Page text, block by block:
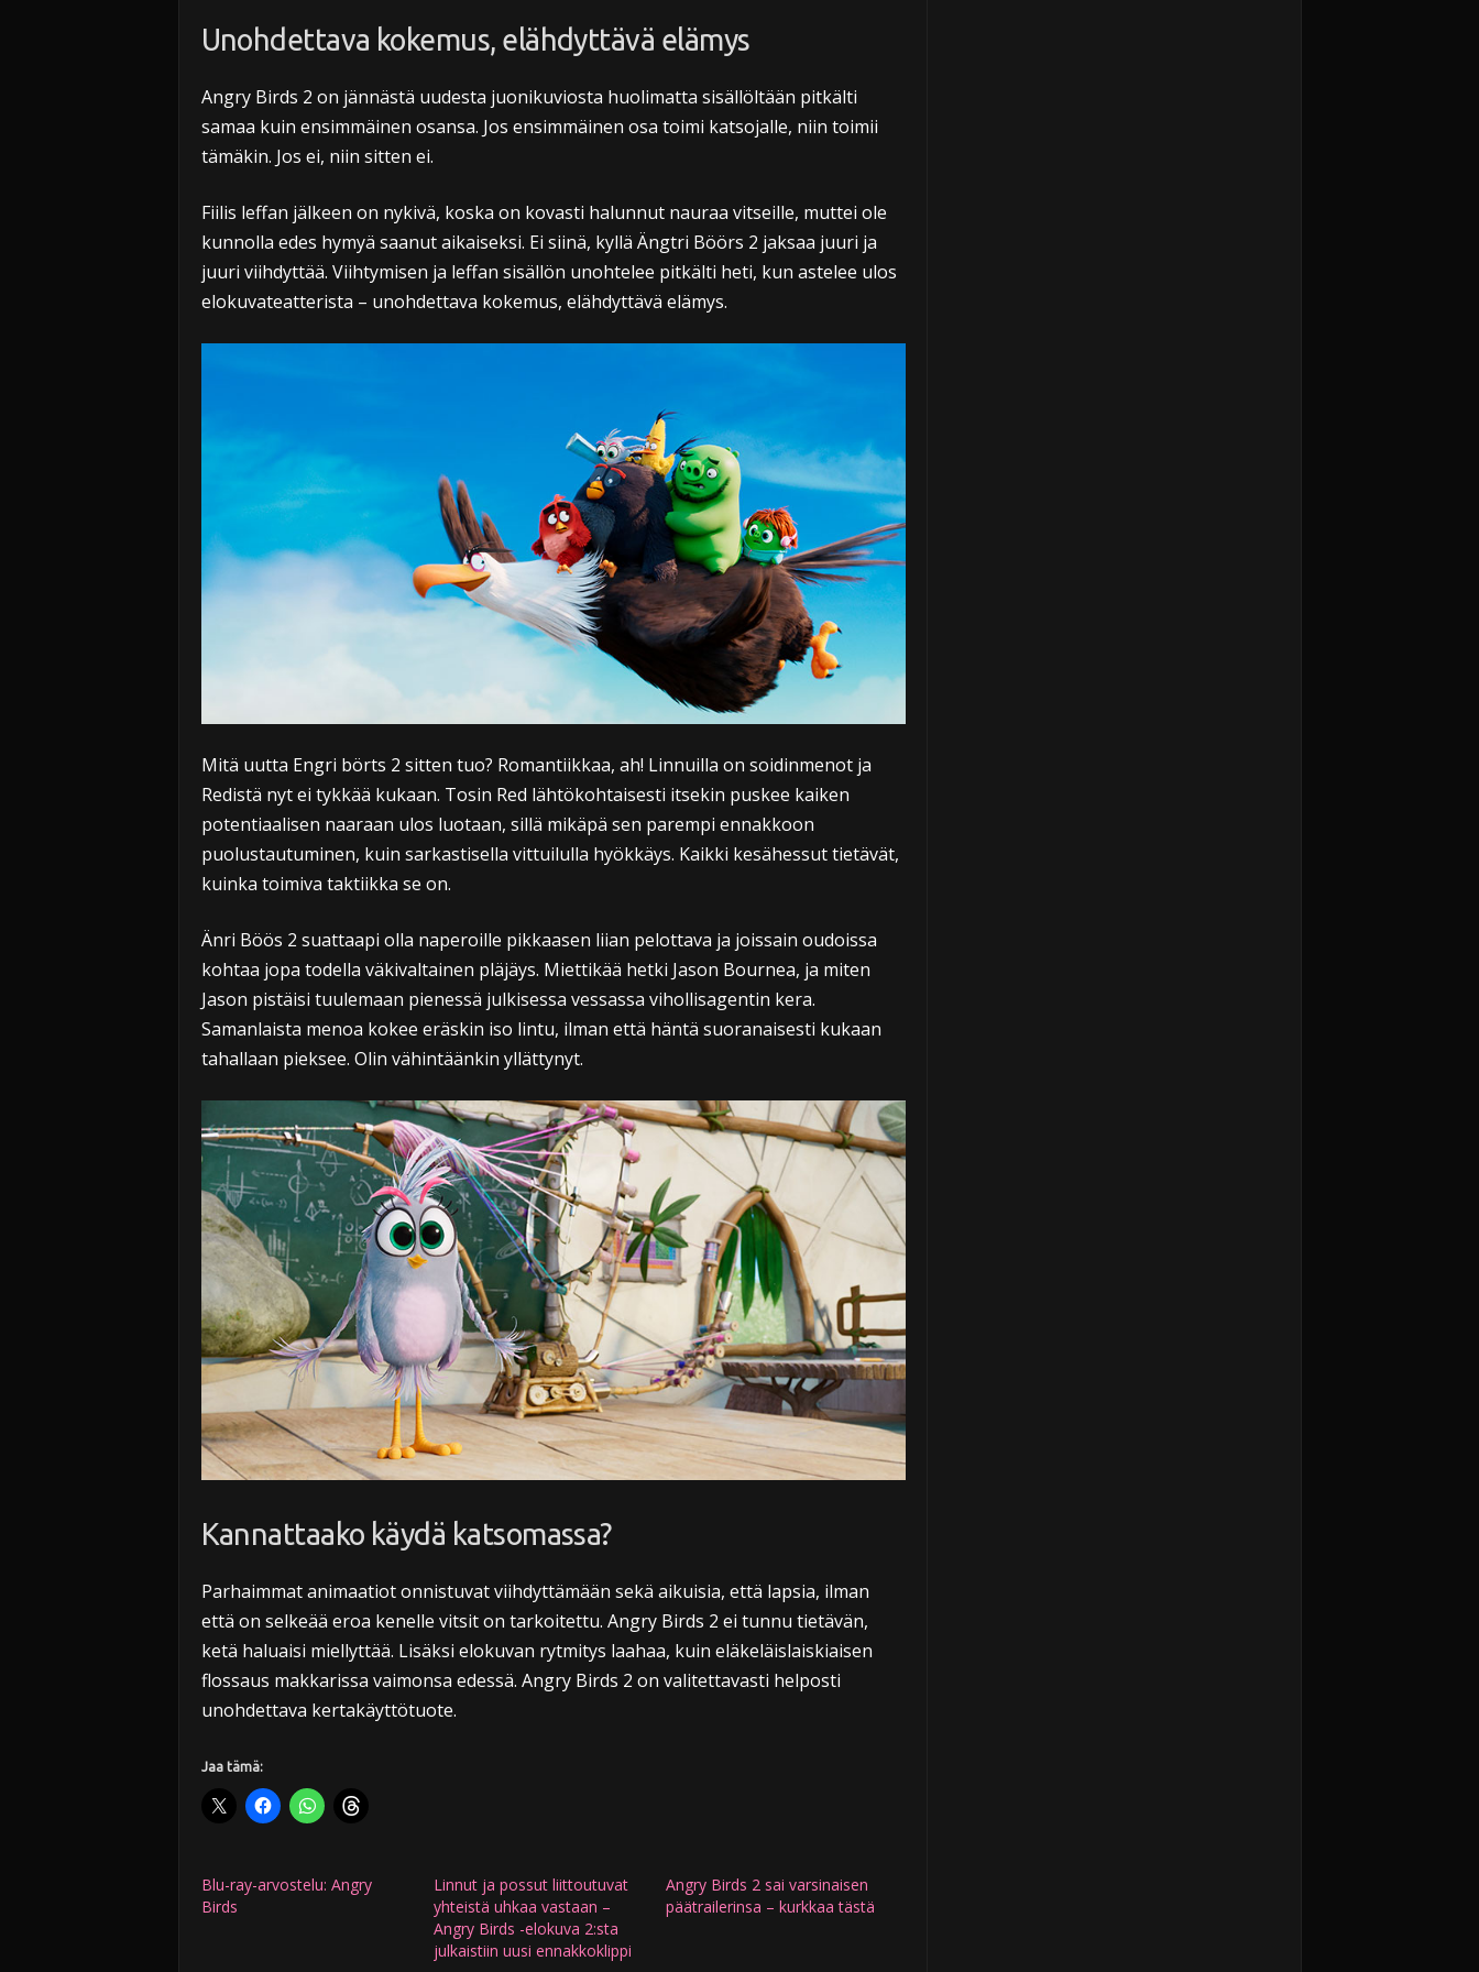
Unohdettava kokemus, elähdyttävä elämys
Angry Birds 2 on jännästä uudesta juonikuviosta huolimatta sisällöltään pitkälti
samaa kuin ensimmäinen osansa. Jos ensimmäinen osa toimi katsojalle, niin toimii
tämäkin. Jos ei, niin sitten ei.
Fiilis leffan jälkeen on nykivä, koska on kovasti halunnut nauraa vitseille, muttei ole
kunnolla edes hymyä saanut aikaiseksi. Ei siinä, kyllä Ängtri Böörs 2 jaksaa juuri ja
juuri viihdyttää. Viihtymisen ja leffan sisällön unohtelee pitkälti heti, kun astelee ulos
elokuvateatterista – unohdettava kokemus, elähdyttävä elämys.
Mitä uutta Engri börts 2 sitten tuo? Romantiikkaa, ah! Linnuilla on soidinmenot ja
Redistä nyt ei tykkää kukaan. Tosin Red lähtökohtaisesti itsekin puskee kaiken
potentiaalisen naaraan ulos luotaan, sillä mikäpä sen parempi ennakkoon
puolustautuminen, kuin sarkastisella vittuilulla hyökkäys. Kaikki kesähessut tietävät,
kuinka toimiva taktiikka se on.
Änri Böös 2 suattaapi olla naperoille pikkaasen liian pelottava ja joissain oudoissa
kohtaa jopa todella väkivaltainen pläjäys. Miettikää hetki Jason Bournea, ja miten
Jason pistäisi tuulemaan pienessä julkisessa vessassa vihollisagentin kera.
Samanlaista menoa kokee eräskin iso lintu, ilman että häntä suoranaisesti kukaan
tahallaan pieksee. Olin vähintäänkin yllättynyt.
Kannattaako käydä katsomassa?
Parhaimmat animaatiot onnistuvat viihdyttämään sekä aikuisia, että lapsia, ilman
että on selkeää eroa kenelle vitsit on tarkoitettu. Angry Birds 2 ei tunnu tietävän,
ketä haluaisi miellyttää. Lisäksi elokuvan rytmitys laahaa, kuin eläkeläislaiskiaisen
flossaus makkarissa vaimonsa edessä. Angry Birds 2 on valitettavasti helposti
unohdettava kertakäyttötuote.
Jaa tämä:
Blu-ray-arvostelu: Angry
Birds
Linnut ja possut liittoutuvat
yhteistä uhkaa vastaan –
Angry Birds -elokuva 2:sta
julkaistiin uusi ennakkoklippi
Angry Birds 2 sai varsinaisen
päätrailerinsa – kurkkaa tästä